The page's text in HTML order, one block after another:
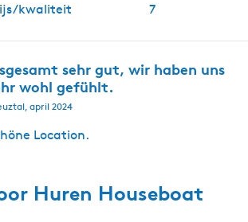
kwaliteit
7
sehr gut, wir haben uns
wohl gefühlt.
april 2024
Location.
Huren Houseboat